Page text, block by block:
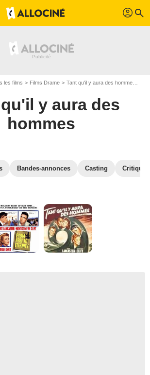
profil search
les films Films Drame Tant qu'il y aura des hommes
y aura des
hommes
Bandes-annonces Casting